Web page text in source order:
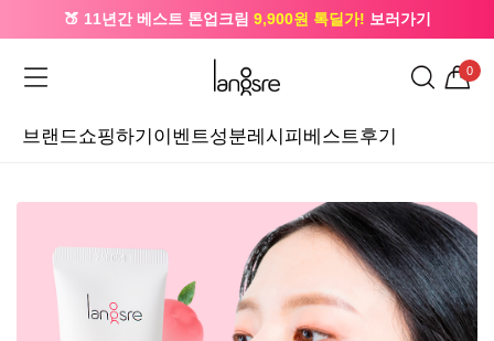
🔔 카카오로 가입 시 5,000원+ 앱 설치 시1,000원즉시할인
0
브랜드쇼핑하기 이벤트성분레시피 베스트후기